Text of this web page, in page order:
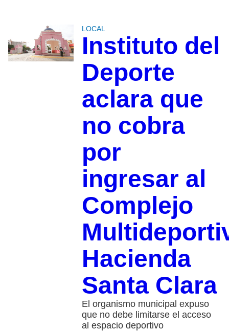
LOCAL
Instituto del
Deporte
aclara que
no cobra
por
ingresar al
Complejo
Hacienda
Santa Clara
El organismo municipal expuso
que no debe limitarse el acceso
al espacio deportivo